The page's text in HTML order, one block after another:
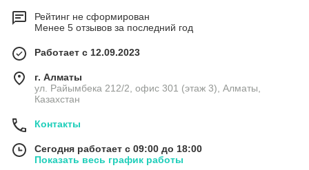
Рейтинг не сформирован
Менее 5 отзывов за последний год
Работает с 12.09.2023
г. Алматы
ул. Райымбека 212/2, офис 301 (этаж 3), Алматы,
Казахстан
Контакты
Сегодня работает с 09:00 до 18:00
Показать весь график работы